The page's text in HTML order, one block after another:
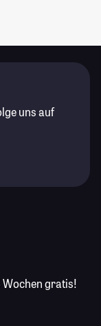
uns auf
Wochen gratis!